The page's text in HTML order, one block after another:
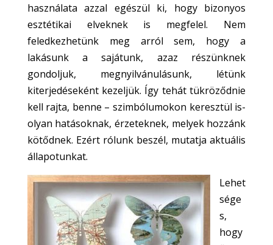
használata azzal egészül ki, hogy bizonyos
esztétikai elveknek is
megfelel. Nem
feledkezhetünk meg arról sem, hogy a
lakásunk a sajátunk, azaz részünknek
gondoljuk, megnyilvánulásunk, létünk
kiterjedéseként kezeljük. Így tehát tükröződnie
kell rajta, benne – szimbólumokon keresztül is-
olyan hatásoknak, érzeteknek, melyek hozzánk
kötődnek. Ezért rólunk beszél, mutatja aktuális
állapotunkat.
Lehet
sége
s,
hogy